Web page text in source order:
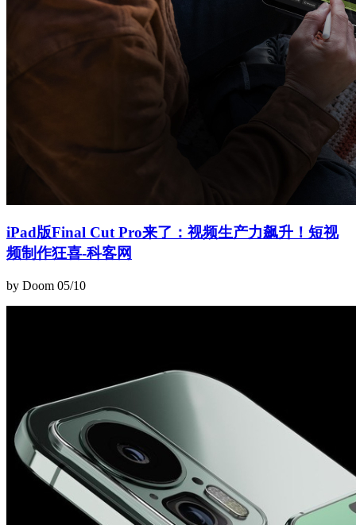
iPad版Final Cut Pro来了：视频生产力飙升！短视
频制作狂喜-科客网
by Doom 05/10